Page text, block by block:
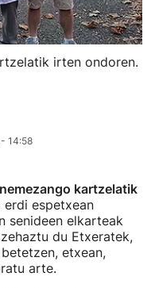
irten ondoren.
14:58
kartzelatik
espetxean
senideen elkarteak
du Etxeratek,
etxean,
arte.